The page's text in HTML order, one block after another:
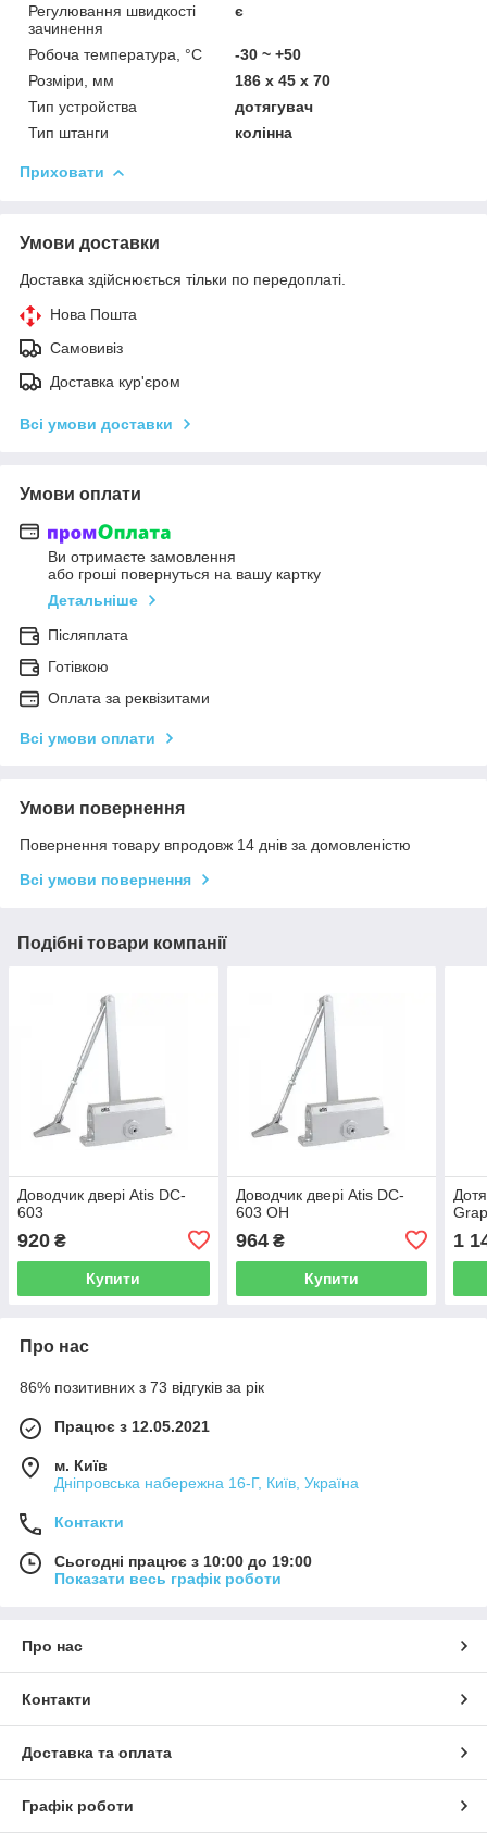
Регулювання швидкості
зачинення
є
Робоча температура, °C
-30 ~ +50
Розміри, мм
186 х 45 х 70
Тип устройства
дотягувач
Тип штанги
колінна
Приховати
Умови доставки
Доставка здійснюється тільки по передоплаті.
Нова Пошта
Самовивіз
Доставка кур'єром
Всі умови доставки
Умови оплати
Ви отримаєте замовлення
або гроші повернуться на вашу картку
Детальніше
Післяплата
Готівкою
Оплата за реквізитами
Всі умови оплати
Умови повернення
Повернення товару впродовж 14 днів за домовленістю
Всі умови повернення
Подібні товари компанії
Доводчик двері Atis DC-
603
920 ₴
Купити
Доводчик двері Atis DC-
603 OH
964₴
Купити
1
Про нас
86% позитивних з 73 відгуків за рік
Працює з 12.05.2021
м. Київ
Дніпровська набережна 16-Г, Київ, Україна
Контакти
Сьогодні працює з 10:00 до 19:00
Показати весь графік роботи
Про нас
Контакти
Доставка та оплата
Графік роботи